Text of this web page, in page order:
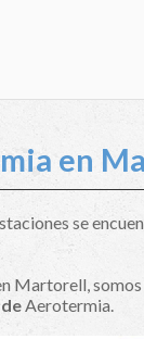
en
se
Martorell,
Aerotermia.